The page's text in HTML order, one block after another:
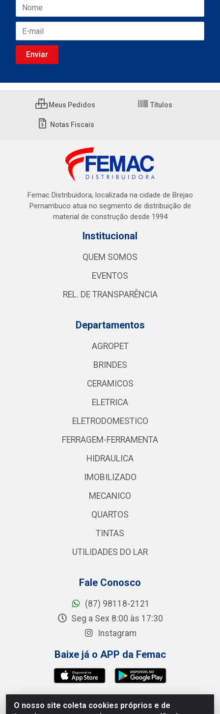
O nosso site coleta cookies próprios e de
Meus Pedidos Títulos
Notas Fiscais
Femac Distribuidora, localizada na cidade de Brejao
Pernambuco atua no segmento de distribuição de
material de construção desde 1994
Institucional
QUEM SOMOS
EVENTOS
REL. DE TRANSPARÊNCIA
Departamentos
AGROPET
BRINDES
CERAMICOS
ELETRICA
ELETRODOMESTICO
FERRAGEM-FERRAMENTA
HIDRAULICA
IMOBILIZADO
MECANICO
QUARTOS
TINTAS
UTILIDADES DO LAR
Fale Conosco
(87) 98118-2121
Seg a Sex 8:00 às 17:30
Instagram
Baixe já o APP da Femac
Femac Distribuidora - 1a Travessa Siqueira Campos,